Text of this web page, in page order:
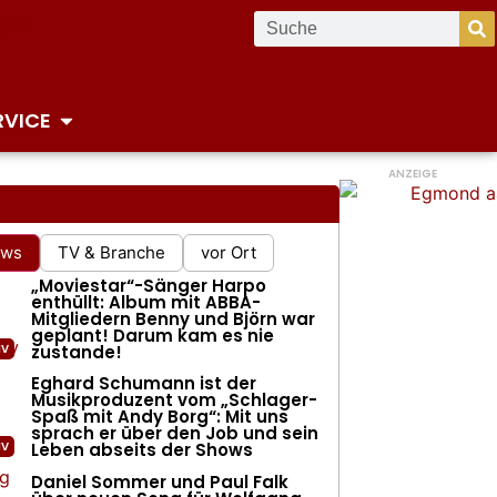
über abgesagte Tour und
„Wir Musiker sind ein
TV & Branche vor Ort
„Moviestar“-Sänger Harpo
enthüllt: Album mit ABBA-
Mitgliedern Benny und Björn war
geplant! Darum kam es nie
zustande!
Eghard Schumann ist der
Musikproduzent vom „Schlager-
Spaß mit Andy Borg“: Mit uns
sprach er über den Job und sein
Leben abseits der Shows
Daniel Sommer und Paul Falk
ANZEIGE